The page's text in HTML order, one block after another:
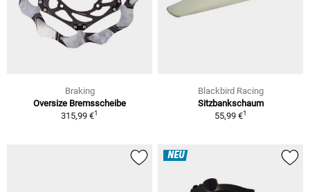
Braking
Oversize Bremsscheibe
315,99 €1
Blackbird Racing
Sitzbankschaum
55,99 €1
NEU